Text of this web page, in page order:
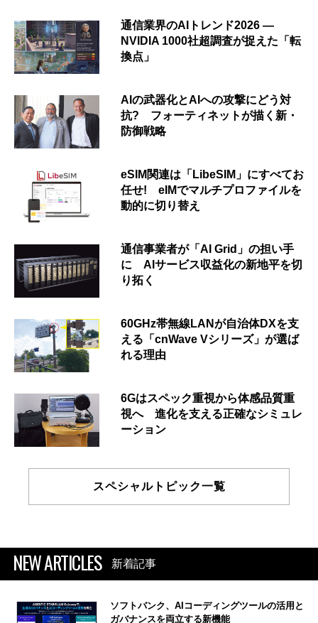
通信業界のAIトレンド2026 ―
NVIDIA 1000社超調査が捉えた「転
換点」
AIの武器化とAIへの攻撃にどう対
抗? フォーティネットが描く新・
防御戦略
eSIM関連は「LibeSIM」にすべてお
任せ! eIMでマルチプロファイルを
動的に切り替え
通信事業者が「AI Grid」の担い手
に AIサービス収益化の新地平を切
り拓く
60GHz帯無線LANが自治体DXを支
える「cnWave Vシリーズ」が選ば
れる理由
6Gはスペック重視から体感品質重
視へ 進化を支える正確なシミュレ
ーション
スペシャルトピック一覧
NEW ARTICLES 新着記事
ソフトバンク、AIコーディングツールの活用と
ガバナンスを両立する新機能